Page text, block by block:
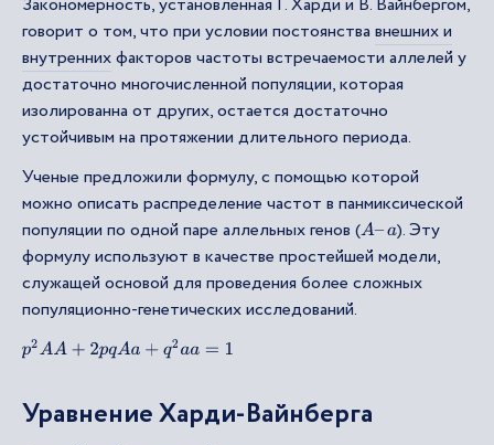
говорит о том, что при условии постоянства внешних и
внутреннихфакторов частоты встречаемости аллелей у
достаточно многочисленной популяции, которая
изолированна от других, остается достаточно
устойчивым на протяжении длительного периода.
Ученые предложили формулу, с помощью которой
можно описать распределение частот в панмиксической
популяции по одной паре аллельных генов (A–a ). Эту
формулу используют в качестве простейшей модели,
служащей основой для проведения более сложных
популяционно-генетических исследований.
p2AA+2 pqAa+q 2aa=1
Уравнение Харди-Вайнберга